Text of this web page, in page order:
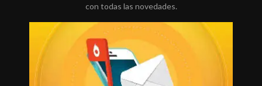
con todas las novedades.